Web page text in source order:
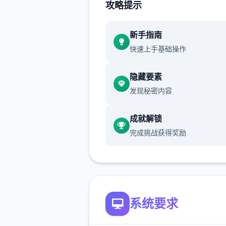
通过挖宝过来赚钱（钱可以买
列干项中不断提升己己，也不
升着妹子们的好感度，也不断
攻略提示
新手指南
快速上手基础操作
隐藏要素
发现秘密内容
成就解锁
完成挑战获得奖励
系统要求